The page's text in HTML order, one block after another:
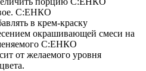
С:ЕНКО
в крем-краску
окрашивающей смеси на
С:ЕНКО
от желаемого уровня